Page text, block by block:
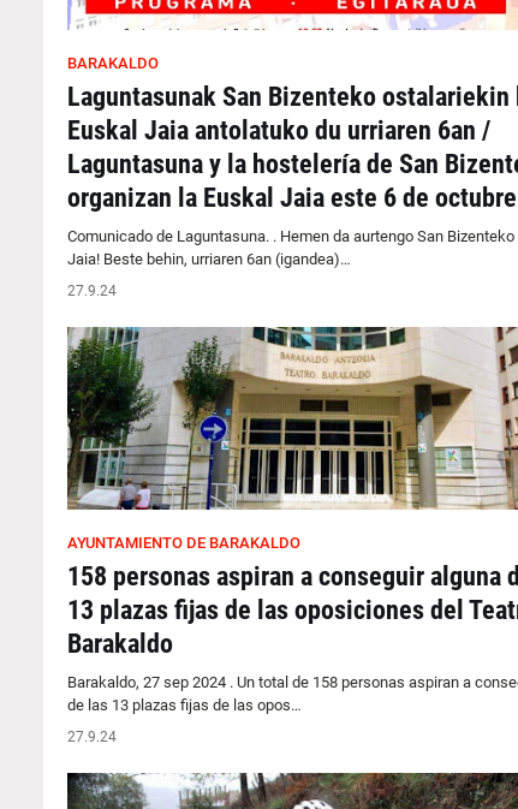
BARAKALDO
Laguntasunak San Bizenteko ostalariekin
Euskal Jaia antolatuko du urriaren 6an /
Laguntasuna y la hostelería de San
organizan la Euskal Jaia este 6 de octubre
Comunicado de Laguntasuna. . Hemen da aurtengo San Bizenteko
Jaia! Beste behin, urriaren 6an (igandea)…
27.9.24
AYUNTAMIENTO DE BARAKALDO
158 personas aspiran a conseguir alguna
13 plazas fijas de las oposiciones del
Barakaldo
Barakaldo, 27 sep 2024 . Un total de 158 personas aspiran a
de las 13 plazas fijas de las opos…
27.9.24